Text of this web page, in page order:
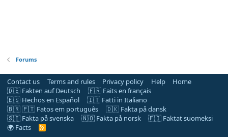
Forums
Contact us Terms and rules Privacy policy Help
Home
🇩🇪 Fakten auf Deutsch
🇫🇷 Faits en français
🇪🇸 Hechos en Español
🇮🇹 Fatti in Italiano
🇧🇷 🇵🇹 Fatos em português
🇩🇰 Fakta på dansk
🇸🇪 Fakta på svenska
🇳🇴 Fakta på norsk
🇫🇮 Faktat suomeksi
🌍 Facts
R